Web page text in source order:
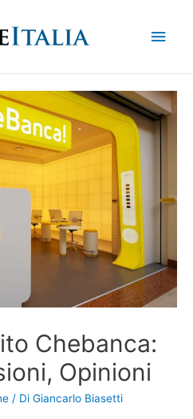
Chebanca:
Opinioni
/ Di Giancarlo Biasetti